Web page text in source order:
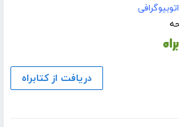
اتوبیوگرافی
دریافت از کتابراه